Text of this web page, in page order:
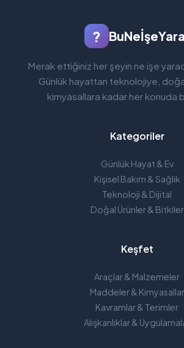
?
Merak ettiğiniz her şeyin ne işe
Günlük hayattan teknolojiye,
kimyasallara kadar her konuda
Kategoriler
Günlük Hayat & Ev
Kişisel Bakım & Sağlık
Teknoloji & Dijital
Doğal Ürünler & Bitkiler
Keşfet
Araçlar & Malzemeler
Maddeler & Kimyasallar
Kavramlar & Terimler
Alışkanlıklar &